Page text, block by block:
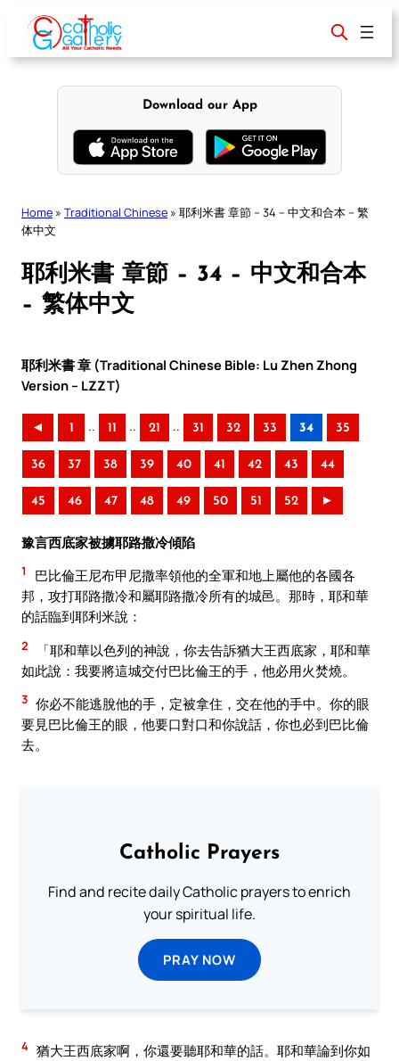
content
Download our App
Home » Traditional Chinese » 耶利米書 章節 – 34 – 中文和合本 – 繁
体中文
耶利米書 章節 – 34 – 中文和合本
– 繁体中文
耶利米書 章 (Traditional Chinese Bible: Lu Zhen Zhong
Version – LZZT)
◄ 1 .. 11 .. 21 .. 31 32 33 34 35
36 37 38 39 40 41 42 43 44
45 46 47 48 49 50 51 52 ►
豫言西底家被擄耶路撒冷傾陷
1
巴比倫王尼布甲尼撒率領他的全軍和地上屬他的各國各
邦，攻打耶路撒冷和屬耶路撒冷所有的城邑。那時，耶和華
的話臨到耶利米說：
2
「耶和華以色列的神說，你去告訴猶大王西底家，耶和華
如此說：我要將這城交付巴比倫王的手，他必用火焚燒。
3 你必不能逃脫他的手，定被拿住，交在他的手中。你的眼
要見巴比倫王的眼，他要口對口和你說話，你也必到巴比倫
去。
Catholic Prayers
Find and recite daily Catholic prayers to enrich
your spiritual life.
PRAY NOW
4 猶大王西底家啊，你還要聽耶和華的話。耶和華論到你如